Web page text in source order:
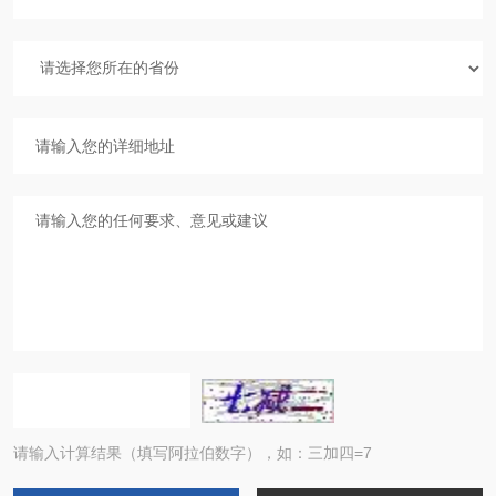
请输入计算结果（填写阿拉伯数字），如：三加四=7